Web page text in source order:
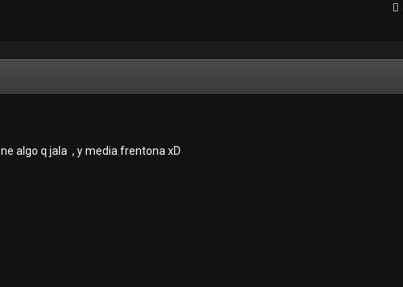
algo q jala , y media frentona xD